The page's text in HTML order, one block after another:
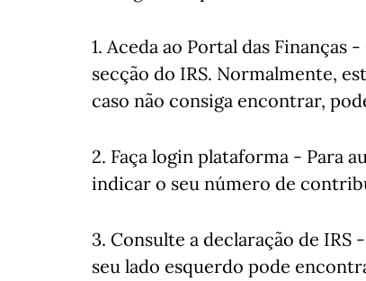
1. Aceda ao Portal das
secção do IRS. Normalmente,
caso não consiga encontrar,
2. Faça login plataforma - Para
indicar o seu número de
3. Consulte a declaração de IRS
seu lado esquerdo pode